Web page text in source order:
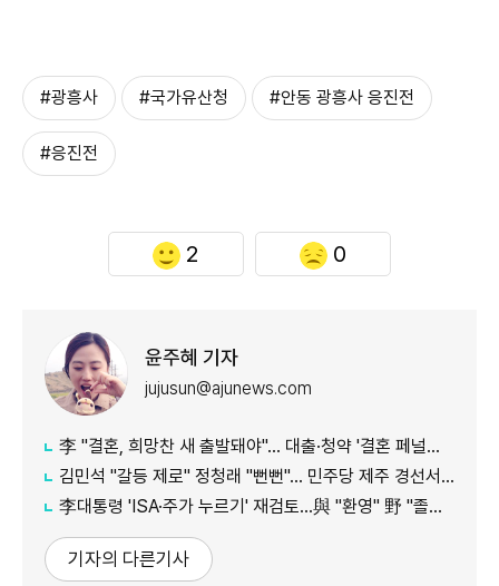
#광흥사 #국가유산청 #안동 광흥사 응진전
#응진전
2 0
윤주혜 기자
jujusun@ajunews.com
李 "결혼, 희망찬 새 출발돼야"… 대출·청약 '결혼 페널티' 손본다
김민석 "갈등 제로" 정청래 "뻔뻔"… 민주당 제주 경선서 격돌
李대통령 'ISA·주가 누르기' 재검토…與 "환영" 野 "졸속 국정"
기자의 다른기사